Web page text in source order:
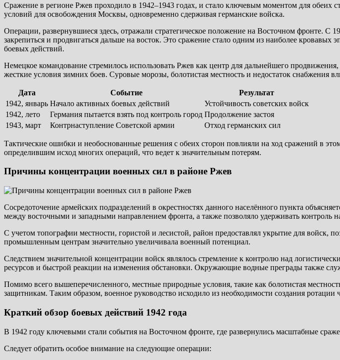
Сражение в регионе Ржев проходило в 1942–1943 годах, и стало ключевым моментом для обеих
условий для освобождения Москвы, одновременно сдерживая германские войска.
Операции, развернувшиеся здесь, отражали стратегическое положение на Восточном фронте. С
закрепиться и продвигаться дальше на восток. Это сражение стало одним из наиболее
боевых действий.
Немецкое командование стремилось использовать Ржев как центр для дальнейшего
жесткие условия зимних боев. Суровые морозы, болотистая местность и недостаток снабжения
Дата Событие
Результат
1942, январь Начало активных боевых действий
Устойчивость советских войск
1942, лето
Германия пытается взять под контроль город Продолжение застоя
1943, март
Контрнаступление Советской армии Отход германских сил
Тактические ошибки и необоснованные решения с обеих сторон повлияли на ход сражений в
определившим исход многих операций, что ведет к значительным потерям.
Причины концентрации военных сил в районе Ржев
Сосредоточение армейских подразделений в окрестностях данного населённого пункта
между восточными и западными направлением фронта, а также позволяло удерживать контроль
С учетом топографии местности, гористой и лесистой, район предоставлял укрытие для войск,
промышленным центрам значительно увеличивала военный потенциал.
Следствием значительной концентрации войск являлось стремление к контролю над
ресурсов и быстрой реакции на изменения обстановки. Окружающие водные преграды также
Помимо всего вышеперечисленного, местные природные условия, такие как болотистая
защитникам. Таким образом, военное руководство исходило из необходимости создания
Краткий обзор боевых действий 1942 года
В 1942 году ключевыми стали события на Восточном фронте, где развернулись масштабные
Следует обратить особое внимание на следующие операции: